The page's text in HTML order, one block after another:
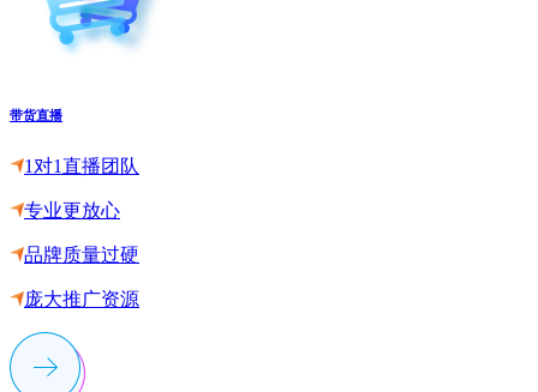
带货直播
1对1直播团队
专业更放心
品牌质量过硬
庞大推广资源